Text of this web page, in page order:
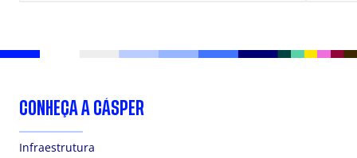
CONHEÇA A CÁSPER
Infraestrutura